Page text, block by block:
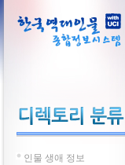
인물 생애 정보